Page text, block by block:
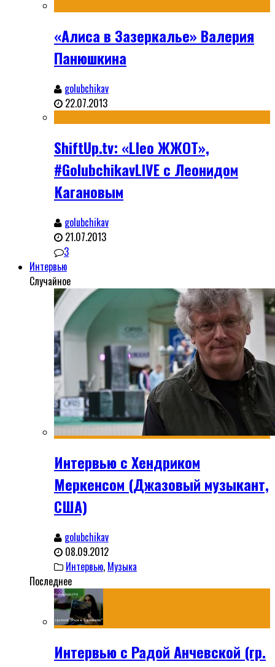
«Алиса в Зазеркалье» Валерия
Панюшкина
golubchikav
22.07.2013
ShiftUp.tv: «Lleo ЖЖОТ»,
#GolubchikavLIVE с Леонидом
Кагановым
golubchikav
21.07.2013
3
Интервью
Случайное
Интервью с Хендриком
Меркенсом (Джазовый музыкант,
США)
golubchikav
08.09.2012
Интервью, Музыка
Последнее
Интервью с Радой Анчевской (гр.